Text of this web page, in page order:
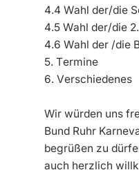
4.4 Wahl der/die
4.5 Wahl der/die
4.6 Wahl der /die
5. Termine
6. Verschiedenes
Wir würden uns
Bund Ruhr
begrüßen zu
auch herzlich